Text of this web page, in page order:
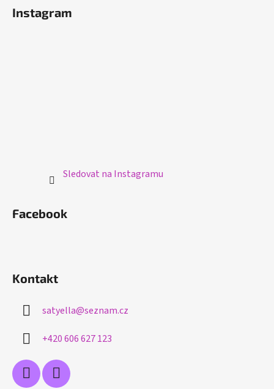
Instagram
Sledovat na Instagramu
Facebook
Kontakt
satyella@seznam.cz
+420 606 627 123